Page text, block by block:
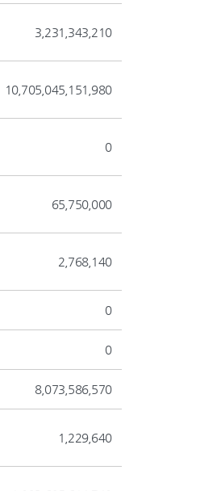
3,231,343,210
10,705,045,151,980
0
65,750,000
2,768,140
0
0
8,073,586,570
1,229,640